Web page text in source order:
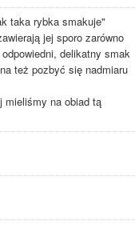
taka rybka smakuje"
jej sporo zarówno
delikatny smak
też pozbyć się nadmiaru
mieliśmy na obiad tą